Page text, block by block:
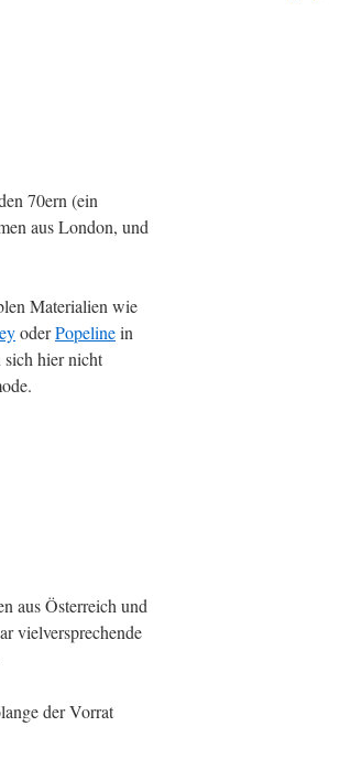
70ern (ein
aus London, und
Materialien wie
oderPopelinein
sich hier nicht
aus Österreich und
vielversprechende
der Vorrat